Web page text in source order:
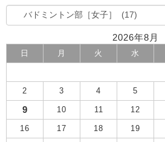
2026年8月
日 月 火 水
2 3 4 5
9 10 11 12
16 17 18 19